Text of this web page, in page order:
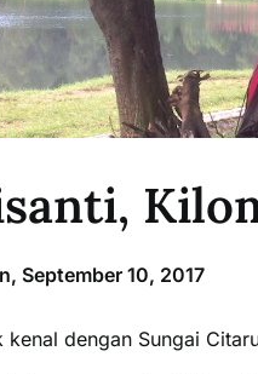
September 10, 2017
kenal dengan Sungai